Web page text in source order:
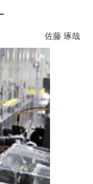
佐藤 琢哉